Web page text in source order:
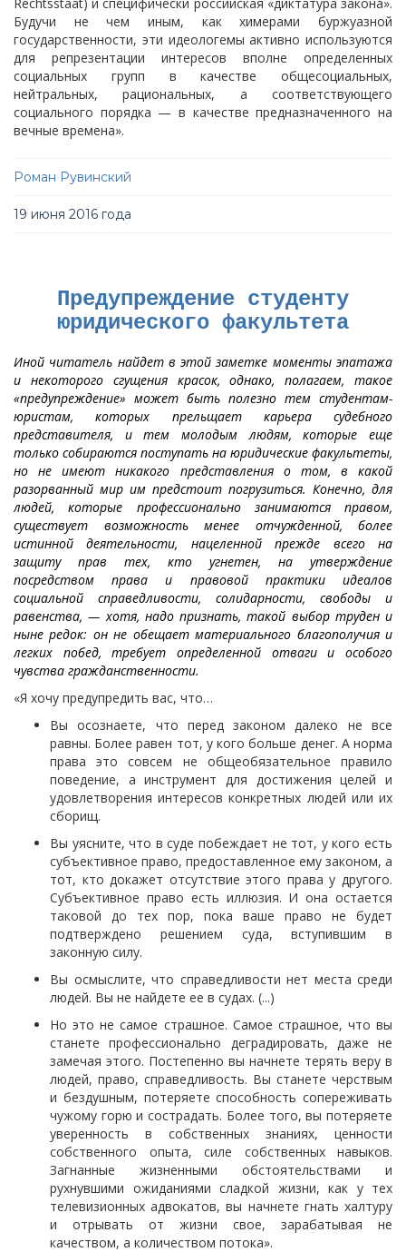
Будучи не чем иным, как химерами буржуазной
государственности, эти идеологемы активно используются
для репрезентации интересов вполне определенных
социальных групп в качестве общесоциальных,
нейтральных, рациональных, а соответствующего
социального порядка — в качестве предназначенного на
вечные времена».
Роман Рувинский
19 июня 2016 года
Предупреждение студенту
юридического факультета
Иной читатель найдет в этой заметке моменты эпатажа
и некоторого сгущения красок, однако, полагаем, такое
«предупреждение» может быть полезно тем студентам-
юристам, которых прельщает карьера судебного
представителя, и тем молодым людям, которые еще
только собираются поступать на юридические факультеты,
но не имеют никакого представления о том, в какой
разорванный мир им предстоит погрузиться. Конечно, для
людей, которые профессионально занимаются правом,
существует возможность менее отчужденной, более
истинной деятельности, нацеленной прежде всего на
защиту прав тех, кто угнетен, на утверждение
посредством права и правовой практики идеалов
социальной справедливости, солидарности, свободы и
равенства, — хотя, надо признать, такой выбор труден и
ныне редок: он не обещает материального благополучия и
легких побед, требует определенной отваги и особого
чувства гражданственности.
«Я хочу предупредить вас, что…
Вы осознаете, что перед законом далеко не все
равны. Более равен тот, у кого больше денег. А норма
права это совсем не общеобязательное правило
поведение, а инструмент для достижения целей и
удовлетворения интересов конкретных людей или их
сборищ.
Вы уясните, что в суде побеждает не тот, у кого есть
субъективное право, предоставленное ему законом, а
тот, кто докажет отсутствие этого права у другого.
Субъективное право есть иллюзия. И она остается
таковой до тех пор, пока ваше право не будет
подтверждено решением суда, вступившим в
законную силу.
Вы осмыслите, что справедливости нет места среди
людей. Вы не найдете ее в судах. (...)
Но это не самое страшное. Самое страшное, что вы
станете профессионально деградировать, даже не
замечая этого. Постепенно вы начнете терять веру в
людей, право, справедливость. Вы станете черствым
и бездушным, потеряете способность сопереживать
чужому горю и сострадать. Более того, вы потеряете
уверенность в собственных знаниях, ценности
собственного опыта, силе собственных навыков.
Загнанные жизненными обстоятельствами и
рухнувшими ожиданиями сладкой жизни, как у тех
телевизионных адвокатов, вы начнете гнать халтуру
и отрывать от жизни свое, зарабатывая не
качеством, а количеством потока».